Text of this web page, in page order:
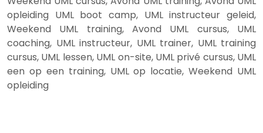
opleiding UML boot camp, UML instructeur geleid,
Weekend UML training, Avond UML cursus, UML
coaching, UML instructeur, UML trainer, UML training
cursus, UML lessen, UML on-site, UML privé cursus, UML
een op een training, UML op locatie, Weekend UML
opleiding